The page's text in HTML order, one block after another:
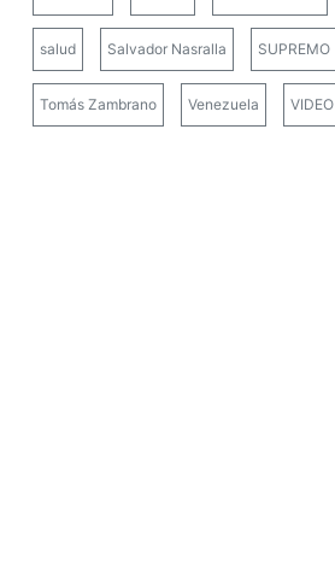
salud Salvador Nasralla SUPREMO
Tomás Zambrano Venezuela VIDEO